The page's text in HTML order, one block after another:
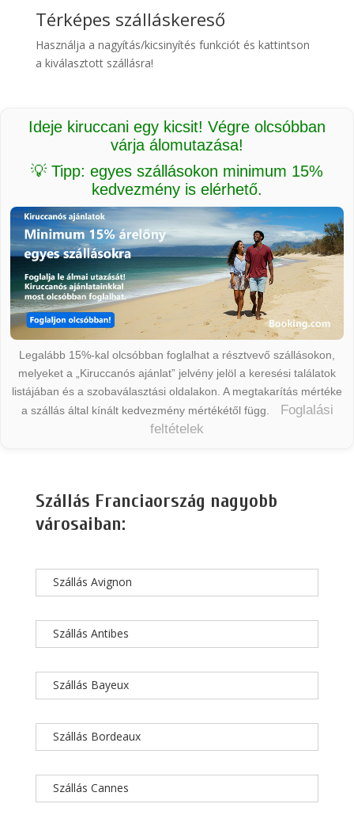
Térképes szálláskereső
Használja a nagyítás/kicsinyítés funkciót és kattintson
a kiválasztott szállásra!
Ideje kiruccani egy kicsit! Végre olcsóbban
várja álomutazása!
💡 Tipp: egyes szállásokon minimum 15%
kedvezmény is elérhető.
Legalább 15%-kal olcsóbban foglalhat a résztvevő szállásokon,
melyeket a „Kiruccanós ajánlat” jelvény jelöl a keresési találatok
listájában és a szobaválasztási oldalakon. A megtakarítás mértéke
a szállás által kínált kedvezmény mértékétől függ.
Foglalási
feltételek
Szállás Franciaország nagyobb
városaiban:
Szállás Avignon
Szállás Antibes
Szállás Bayeux
Szállás Bordeaux
Szállás Cannes